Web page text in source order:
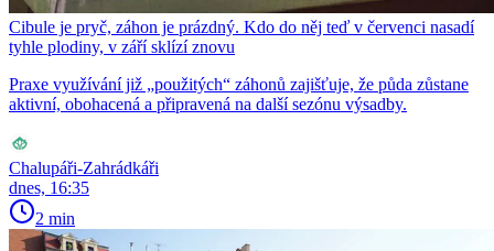
Cibule je pryč, záhon je prázdný. Kdo do něj teď v červenci nasadí
tyhle plodiny, v září sklízí znovu
Praxe využívání již „použitých“ záhonů zajišťuje, že půda zůstane
aktivní, obohacená a připravená na další sezónu výsadby.
Chalupáři-Zahrádkáři
dnes, 16:35
2 min